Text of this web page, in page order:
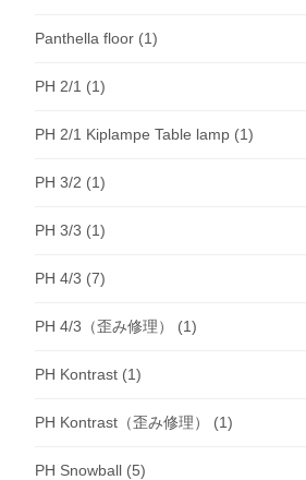
Panthella floor (1)
PH 2/1 (1)
PH 2/1 Kiplampe Table lamp (1)
PH 3/2 (1)
PH 3/3 (1)
PH 4/3 (7)
PH 4/3（歪み修理） (1)
PH Kontrast (1)
PH Kontrast（歪み修理） (1)
PH Snowball (5)